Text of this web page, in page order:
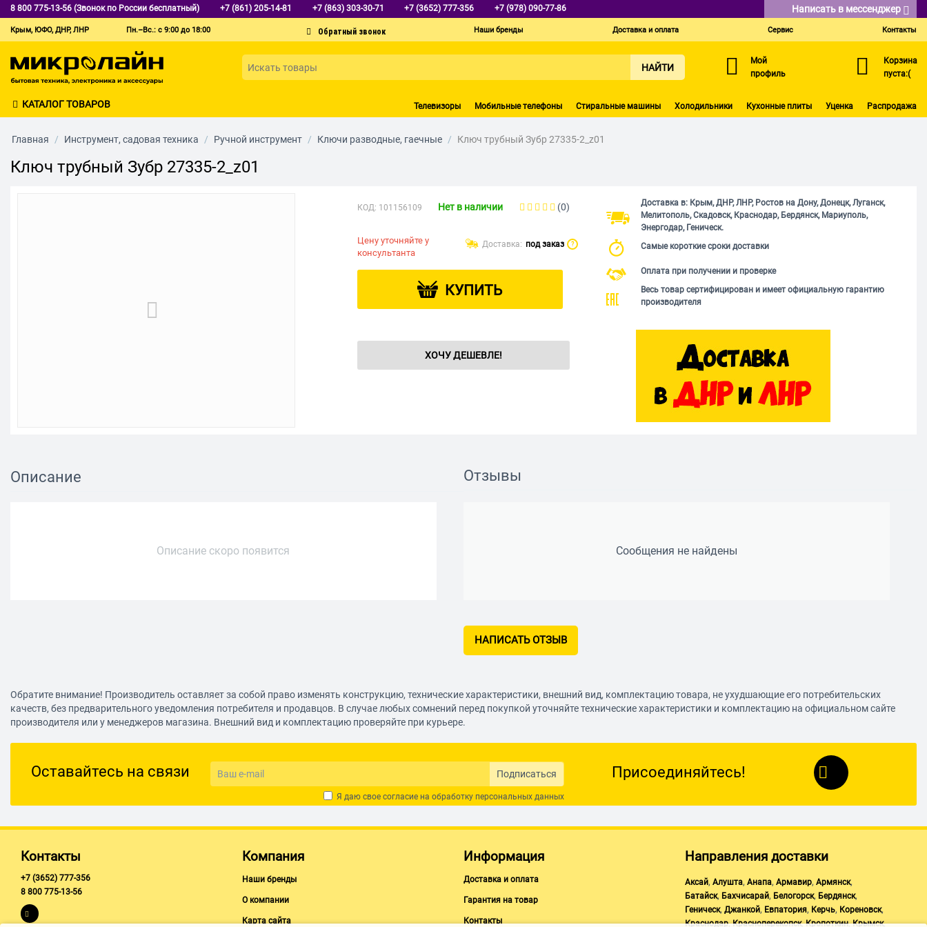
8 800 775-13-56 (Звонок по России бесплатный) +7 (861) 205-14-81 +7 (863) 303-30-71 +7 (3652) 777-356 +7 (978) 090-77-86 Написать в мессенджер
Крым, ЮФО, ДНР, ЛНР Пн.–Вс.: с 9:00 до 18:00 Наши бренды Доставка и оплата Сервис Контакты
НАЙТИ
Мой
профиль
Корзина
пуста:(
КАТАЛОГ ТОВАРОВ Телевизоры Мобильные телефоны Стиральные машины Холодильники Кухонные плиты Уценка Распродажа
Главная / Инструмент, садовая техника / Ручной инструмент / Ключи разводные, гаечные / Ключ трубный Зубр 27335-2_z01
Ключ трубный Зубр 27335-2_z01
КОД: 101156109 Нет в наличии (0)
Цену уточняйте у
консультанта
Доставка: под заказ ?
КУПИТЬ
ХОЧУ ДЕШЕВЛЕ!
Доставка в: Крым, ДНР, ЛНР, Ростов на Дону, Донецк, Луганск,
Мелитополь, Скадовск, Краснодар, Бердянск, Мариуполь,
Энергодар, Геническ.
Самые короткие сроки доставки
Оплата при получении и проверке
Весь товар сертифицирован и имеет официальную гарантию
производителя
Описание
Описание скоро появится
Отзывы
Сообщения не найдены
НАПИСАТЬ ОТЗЫВ
Обратите внимание! Производитель оставляет за собой право изменять конструкцию, технические характеристики, внешний вид, комплектацию товара, не ухудшающие его потребительских
качеств, без предварительного уведомления потребителя и продавцов. В случае любых сомнений перед покупкой уточняйте технические характеристики и комплектацию на официальном сайте
производителя или у менеджеров магазина. Внешний вид и комплектацию проверяйте при курьере.
Оставайтесь на связи Подписаться
Я даю свое согласие на обработку персональных данных
Присоединяйтесь!
Контакты
+7 (3652) 777-356
8 800 775-13-56
Компания
Наши бренды
О компании
Карта сайта
Информация
Доставка и оплата
Гарантия на товар
Контакты
Направления доставки
Аксай, Алушта, Анапа, Армавир, Армянск,
Батайск, Бахчисарай, Белогорск, Бердянск,
Геническ, Джанкой, Евпатория, Керчь, Кореновск,
Краснодар,Красноперекопск,Кропоткин,Крымск,